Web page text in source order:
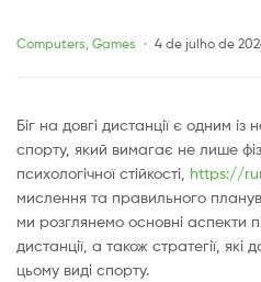
Categories
Computers, Games 4 de julho de
Біг на довгі дистанції є одним із
спорту, який вимагає не лише
психологічної стійкості, https://
мислення та правильного
ми розглянемо основні аспекти
дистанції, а також стратегії, які
цьому виді спорту.